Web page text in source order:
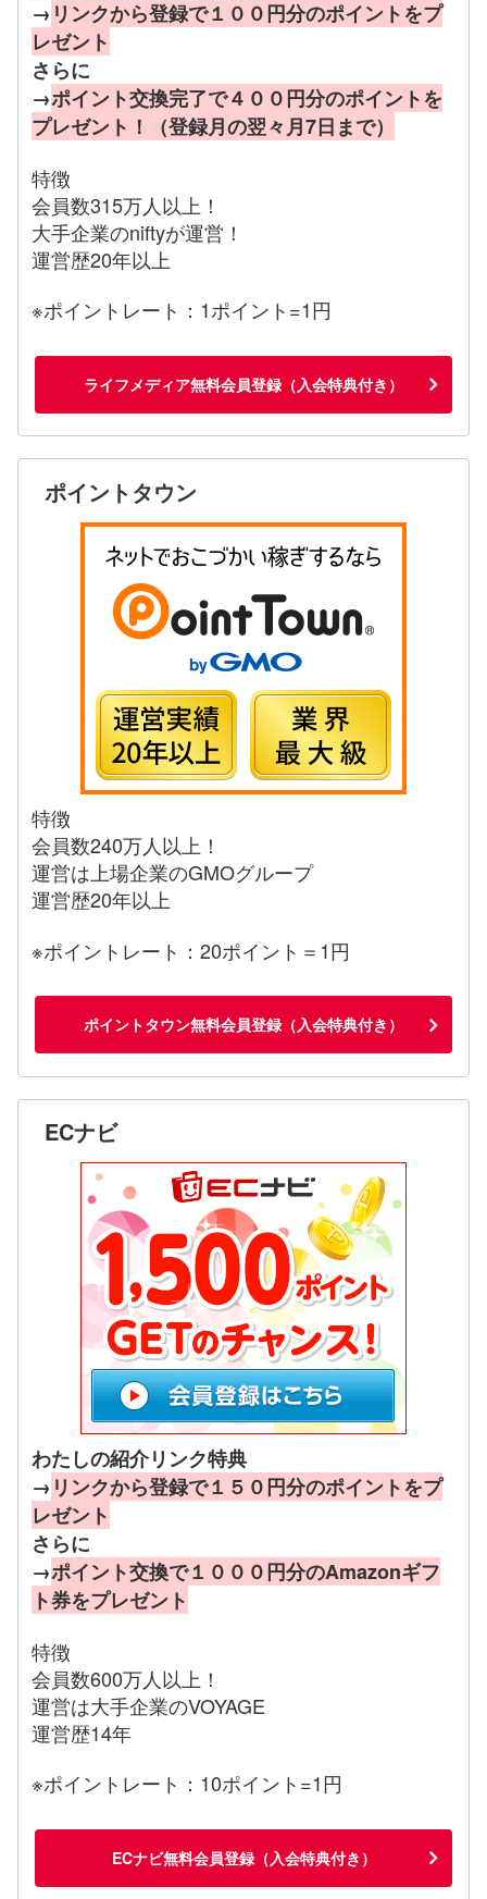
→ リンクから登録で１００円分のポイントをプ
レゼント
さらに
→ポイント交換完了で４００円分のポイントを
プレゼント！（登録月の翌々月7日まで）
特徴
会員数315万人以上！
大手企業のniftyが運営！
運営歴20年以上
※ポイントレート：1ポイント=1円
ライフメディア無料会員登録（入会特典付き）
ポイントタウン
特徴
会員数240万人以上！
運営は上場企業のGMOグループ
運営歴20年以上
※ポイントレート：20ポイント＝1円
ポイントタウン無料会員登録（入会特典付き）
ECナビ
わたしの紹介リンク特典
→ リンクから登録で１５０円分のポイントをプ
レゼント
さらに
→ポイント交換で１０００円分のAmazonギフ
ト券をプレゼント
特徴
会員数600万人以上！
運営は大手企業のVOYAGE
運営歴14年
※ポイントレート：10ポイント=1円
ECナビ無料会員登録（入会特典付き）